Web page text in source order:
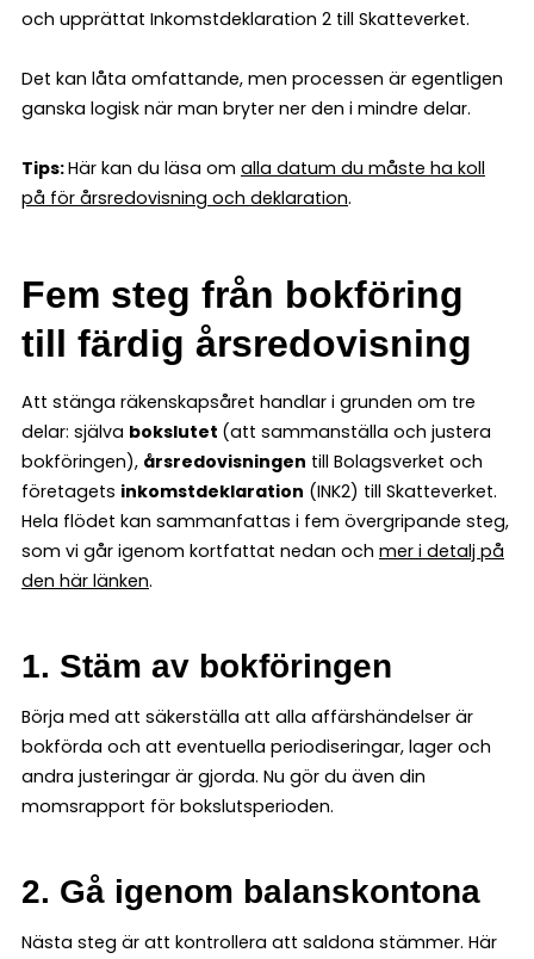
och upprättat Inkomstdeklaration 2 till Skatteverket.
Det kan låta omfattande, men processen är egentligen
ganska logisk när man bryter ner den i mindre delar.
Tips:Här kan du läsa om alla datum du måste ha koll
på för årsredovisning och deklaration.
Fem steg från bokföring
till färdig årsredovisning
Att stänga räkenskapsåret handlar i grunden om tre
delar: själva bokslutet (att sammanställa och justera
bokföringen), årsredovisningen till Bolagsverket och
företagets inkomstdeklaration (INK2) till Skatteverket.
Hela flödet kan sammanfattas i fem övergripande steg,
som vi går igenom kortfattat nedan och mer i detalj på
den här länken.
1. Stäm av bokföringen
Börja med att säkerställa att alla affärshändelser är
bokförda och att eventuella periodiseringar, lager och
andra justeringar är gjorda. Nu gör du även din
momsrapport för bokslutsperioden.
2. Gå igenom balanskontona
Nästa steg är att kontrollera att saldona stämmer. Här